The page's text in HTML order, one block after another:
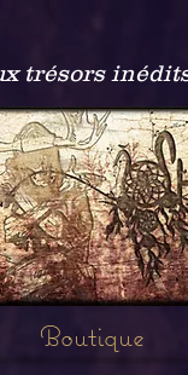
trésors
Boutique